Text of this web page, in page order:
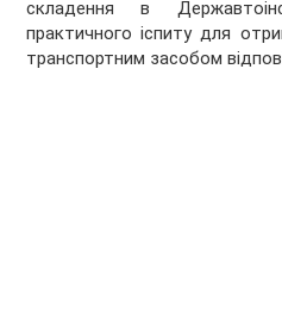
складення в
практичного іспиту для
транспортним засобом